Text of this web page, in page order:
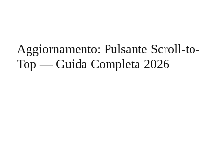
Aggiornamento: Pulsante Scroll-to-
Top — Guida Completa 2026